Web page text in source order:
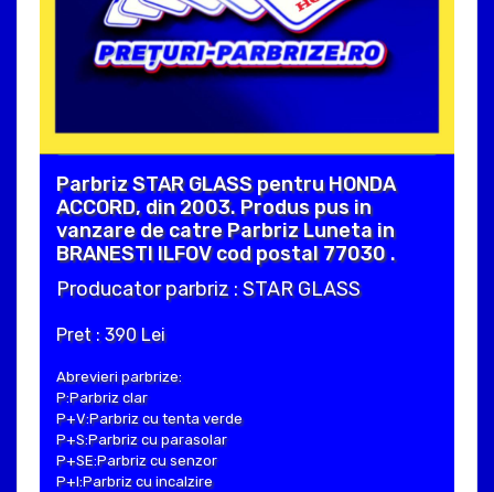
Parbriz STAR GLASS pentru HONDA
ACCORD, din 2003. Produs pus in
vanzare de catre Parbriz Luneta in
BRANESTI ILFOV cod postal 77030 .
Producator parbriz : STAR GLASS
Pret : 390 Lei
Abrevieri parbrize:
P:Parbriz clar
P+V:Parbriz cu tenta verde
P+S:Parbriz cu parasolar
P+SE:Parbriz cu senzor
P+I:Parbriz cu incalzire